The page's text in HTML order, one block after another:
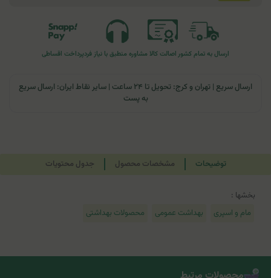
ارسال به تمام کشوراصالت کالا مشاوره منطبق با نیاز فردپرداخت اقساطی
ارسال سریع | تهران و کرج: تحویل تا ۲۴ ساعت | سایر نقاط ایران: ارسال سریع
به پست
توضیحات مشخصات محصول جدول محتویات
بخشها :
مام و اسپری
بهداشت عمومی محصولات بهداشتی